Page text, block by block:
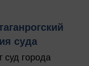
суда
суд города